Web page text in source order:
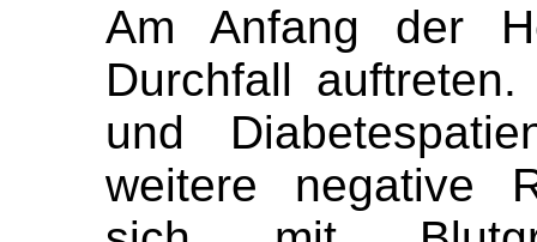
Am Anfang der
Durchfall
und
weitere negative